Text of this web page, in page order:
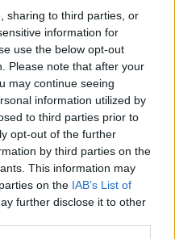
sharing to third parties, or
information for
use the below opt-out
Please note that after your
may continue seeing
information utilized by
to third parties prior to
opt-out of the further
by third parties on the
This information may
on the IAB’s List of
further disclose it to other
Στον τάφο
κυπριακά
υψηλής ποιότητας
ότι οι νεκροί
θέση, ενώ δεν
της βασιλικής
είχε αφαιρεθεί
, μήκους
από το
του, κάτι που